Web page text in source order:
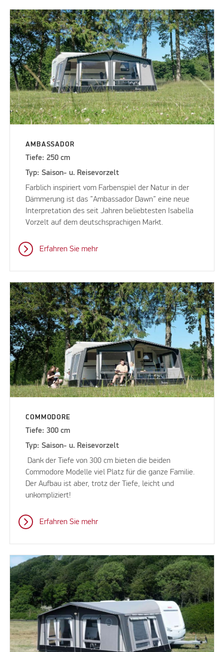
AMBASSADOR
Tiefe: 250 cm
Typ: Saison- u. Reisevorzelt
Farblich inspiriert vom Farbenspiel der Natur in der
Dämmerung ist das ”Ambassador Dawn” eine neue
Interpretation des seit Jahren beliebtesten Isabella
Vorzelt auf dem deutschsprachigen Markt.
Erfahren Sie mehr
COMMODORE
Tiefe: 300 cm
Typ: Saison- u. Reisevorzelt
Dank der Tiefe von 300 cm bieten die beiden
Commodore Modelle viel Platz für die ganze Familie.
Der Aufbau ist aber, trotz der Tiefe, leicht und
unkompliziert!
Erfahren Sie mehr